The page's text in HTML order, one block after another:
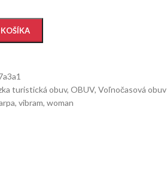
turistická obuv, OBUV, Voľnočasová obuv
, vibram, woman